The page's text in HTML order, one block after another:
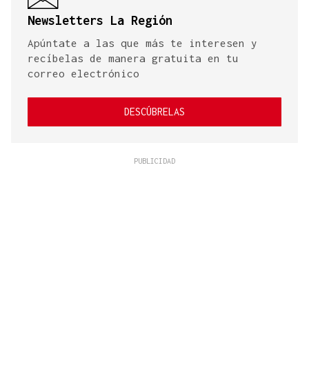
Newsletters La Región
Apúntate a las que más te interesen y
recíbelas de manera gratuita en tu
correo electrónico
DESCÚBRELAS